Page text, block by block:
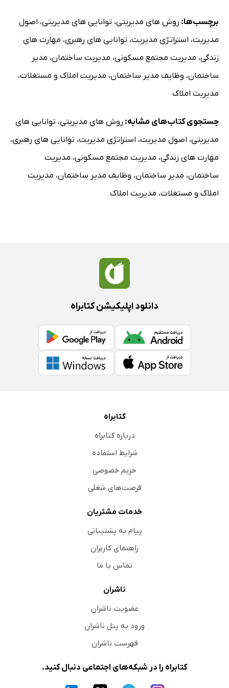
برچسب‌ها: روش های مدیریتی، توانایی های مدیریتی، اصول
مدیریت، استراتژی مدیریت، توانایی های رهبری، مهارت های
زندگی، مدیریت مجتمع مسکونی، مدیریت ساختمان، مدیر
ساختمان، وظایف مدیر ساختمان، مدیریت املاک و مستغلات،
مدیریت املاک
جستجوی کتاب‌های مشابه: روش های مدیریتی، توانایی های
مدیریتی، اصول مدیریت، استراتژی مدیریت، توانایی های رهبری،
مهارت های زندگی، مدیریت مجتمع مسکونی، مدیریت
ساختمان، مدیر ساختمان، وظایف مدیر ساختمان، مدیریت
املاک و مستغلات، مدیریت املاک
دانلود اپلیکیشن کتابراه
کتابراه
درباره کتابراه
شرایط استفاده
حریم خصوصی
فرصت‌های شغلی
خدمات مشتریان
پیام به پشتیبانی
راهنمای کاربران
تماس با ما
ناشران
عضویت ناشران
ورود به پنل ناشران
فهرست ناشران
کتابراه را در شبکه‌های اجتماعی دنبال کنید.